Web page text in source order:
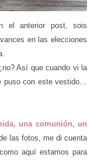
el anterior post, sois
en las elecciones
Así que cuando vi la
puso con este vestido…
una comunión, un
las fotos, me di cuenta
aquí estamos para